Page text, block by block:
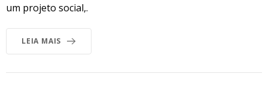
um projeto social,.
LEIA MAIS